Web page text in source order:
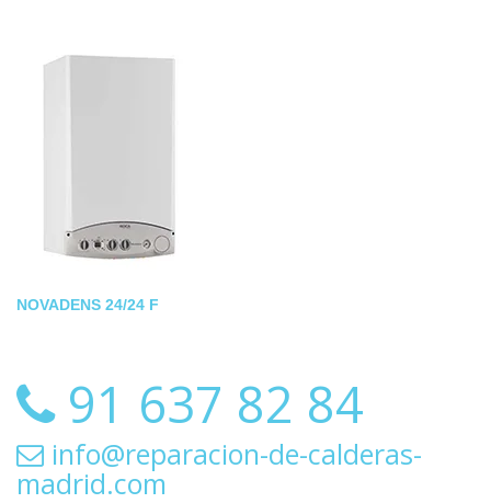
NOVADENS 24/24 F
91 637 82 84
info@reparacion-de-calderas-
madrid.com